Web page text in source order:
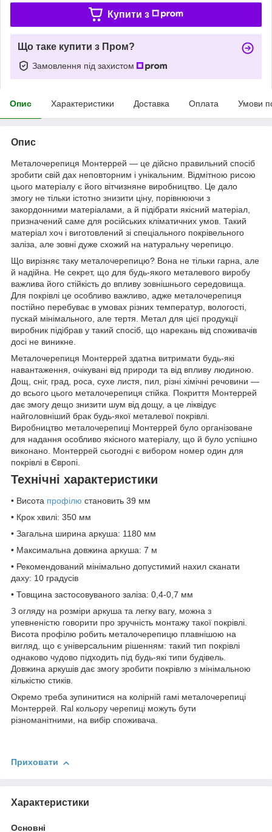
Купити з
Що таке купити з Пром?
Замовлення під захистом
Опис Характеристики Доставка Оплата Умови
Опис
Металочерепиця Монтеррей — це дійсно правильний спосіб
зробити свій дах неповторним і унікальним. Відмітною рисою
цього матеріалу є його вітчизняне виробництво. Це дало
змогу не тільки істотно знизити ціну, порівнюючи з
закордонними матеріалами, а й підібрати якісний матеріал,
призначений саме для російських кліматичних умов. Такий
матеріал хоч і виготовлений зі спеціального покрівельного
заліза, але зовні дуже схожий на натуральну черепицю.
Що вирізняє таку металочерепицю? Вона не тільки гарна, але
й надійна. Не секрет, що для будь-якого металевого виробу
важлива його стійкість до впливу зовнішнього середовища.
Для покрівлі це особливо важливо, адже металочерепиця
постійно перебуває в умовах різних температур, вологості,
пускай мінімального, але тертя. Метал для цієї продукції
виробник підібрав у такий спосіб, що нарекань від споживачів
досі не виникне.
Металочерепиця Монтеррей здатна витримати будь-які
навантаження, очікувані від природи та від впливу людиною.
Дощ, сніг, град, роса, сухе листя, пил, різні хімічні речовини —
до всього цього металочерепиця стійка. Покриття Монтеррей
дає змогу дещо знизити шум від дощу, а це ліквідує
найголовніший брак будь-якої металевої покрівлі.
Виробництво металочерепиці Монтеррей було організоване
для надання особливо якісного матеріалу, що й було успішно
виконано. Монтеррей сьогодні є вибором номер один для
покрівлі в Європі.
Технічні характеристики
• Висота профілю становить 39 мм
• Крок хвилі: 350 мм
• Загальна ширина аркуша: 1180 мм
• Максимальна довжина аркуша: 7 м
• Рекомендований мінімально допустимий нахил сканати
даху: 10 градусів
• Товщина застосовуваного заліза: 0,4-0,7 мм
З огляду на розміри аркуша та легку вагу, можна з
упевненістю говорити про зручність монтажу такої покрівлі.
Висота профілю робить металочерепицю плавнішою на
вигляд, що є універсальним рішенням: такий тип покрівлі
однаково чудово підходить під будь-які типи будівель.
Довжина аркушів дає змогу зробити покрівлю з мінімальною
кількістю стиків.
Окремо треба зупинитися на колірній гамі металочерепиці
Монтеррей. Ral кольору черепиці можуть бути
різноманітними, на вибір споживача.
Приховати
Характеристики
Основні